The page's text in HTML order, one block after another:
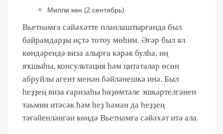
Милли көн (2 сентябрь)
Вьетнамға сәйәхәтте планлаштырғанда был
байрамдарҙы иҫтә тотоу мөһим. Әгәр был ял
көндәрендә виза алырға кәрәк булһа, иң
яҡшыһы, консультация һәм цитаталар өсөн
абруйлы агент менән бәйләнешкә инә. Был
һеҙҙең виза ғаризаһы һөҙөмтәле эшкәртелгәнен
тәьмин итәсәк һәм һеҙ һаман да һеҙҙең
тәғәйенләнгән көндә Вьетнамға сәйәхәт итә ала.